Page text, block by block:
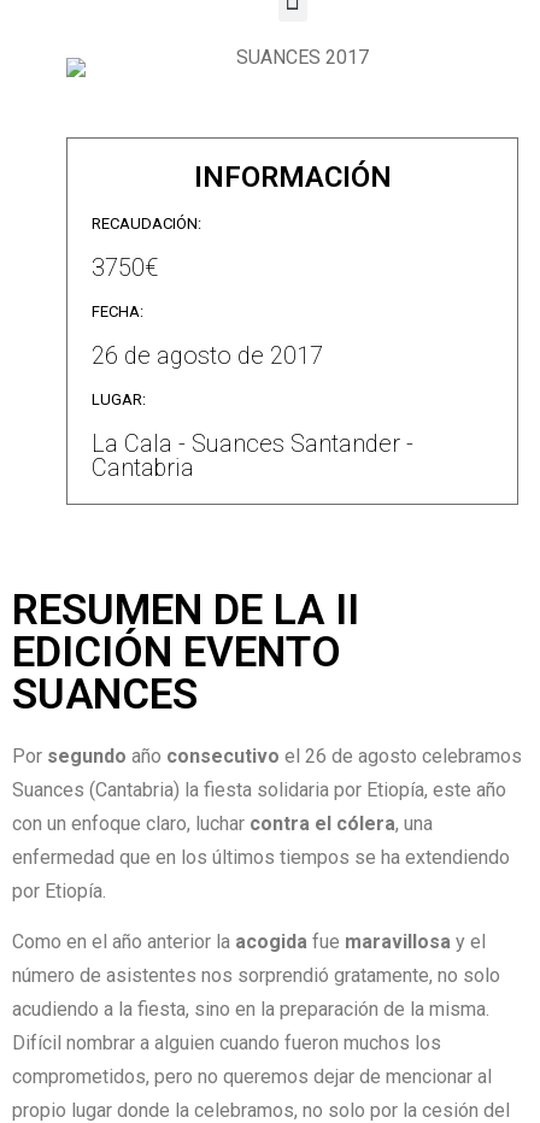
INFORMACIÓN
RECAUDACIÓN:
3750€
FECHA:
26 de agosto de 2017
LUGAR:
La Cala - Suances Santander -
Cantabria
RESUMEN DE LA II
EDICIÓN EVENTO
SUANCES
Por segundo año consecutivo el 26 de agosto celebramos
Suances (Cantabria) la fiesta solidaria por Etiopía, este año
con un enfoque claro, luchar contra el cólera, una
enfermedad que en los últimos tiempos se ha extendiendo
por Etiopía.
Como en el año anterior la acogida fue maravillosa y el
número de asistentes nos sorprendió gratamente, no solo
acudiendo a la fiesta, sino en la preparación de la misma.
Difícil nombrar a alguien cuando fueron muchos los
comprometidos, pero no queremos dejar de mencionar al
propio lugar donde la celebramos, no solo por la cesión del